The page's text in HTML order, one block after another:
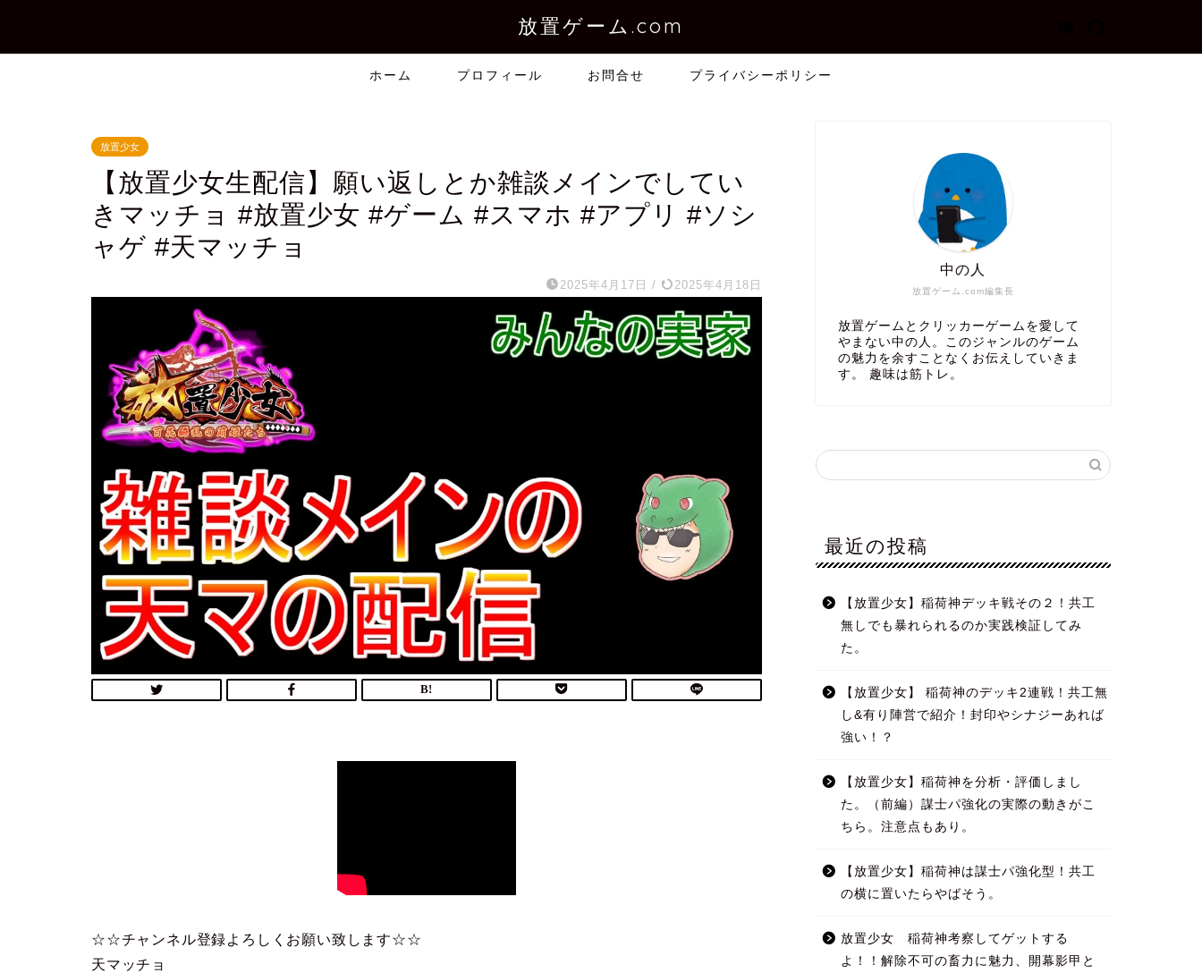
放置ゲーム.com
ホーム プロフィール お問合せ プライバシーポリシー
放置少女
【放置少女生配信】願い返しとか雑談メインでしてい
きマッチョ #放置少女 #ゲーム #スマホ #アプリ #ソシ
ャゲ #天マッチョ
2025年4月17日 / 2025年4月18日
☆☆チャンネル登録よろしくお願い致します☆☆
天マッチョ
放置ゲーム.com編集長
中の人
放置ゲームとクリッカーゲームを愛して
やまない中の人。このジャンルのゲーム
の魅力を余すことなくお伝えしていきま
す。 趣味は筋トレ。
最近の投稿
【放置少女】稲荷神デッキ戦その２！共工
無しでも暴れられるのか実践検証してみ
た。
【放置少女】 稲荷神のデッキ2連戦！共工無
し&有り陣営で紹介！封印やシナジーあれば
強い！？
【放置少女】稲荷神を分析・評価しまし
た。（前編）謀士パ強化の実際の動きがこ
ちら。注意点もあり。
【放置少女】稲荷神は謀士パ強化型！共工
の横に置いたらやばそう。
放置少女 稲荷神考察してゲットする
よ！！解除不可の畜力に魅力、開幕影甲と